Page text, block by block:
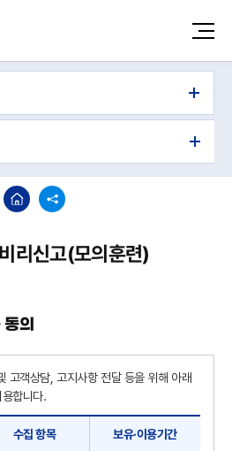
리신고(모의훈련)
의
고객상담, 고지사항 전달 등을 위해 아래
합니다.
수집 항목 보유·이용기간